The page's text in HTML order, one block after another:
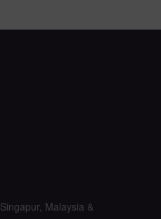
Singapur, Malaysia &